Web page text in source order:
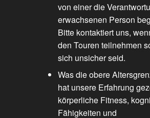
von einer die
erwachsenen Person
Bitte kontaktiert uns,
den Touren teilnehmen
sich unsicher seid.
Was die obere
hat unsere Erfahrung
körperliche Fitness,
Fähigkeiten und